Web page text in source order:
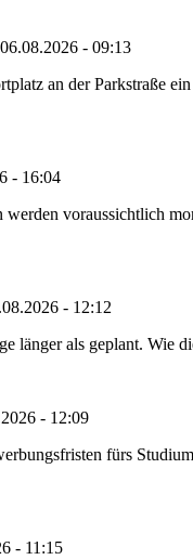
- 09:13
an der Parkstraße
- 16:04
voraussichtlich
- 12:12
länger als geplant. Wie
- 12:09
fürs
- 11:15